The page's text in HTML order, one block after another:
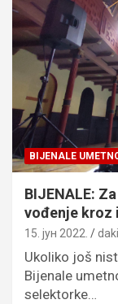
BIJENALE
BIJENALE:
vođenje kroz
15. јун 2022.
Ukoliko još
Bijenale
selektorke…